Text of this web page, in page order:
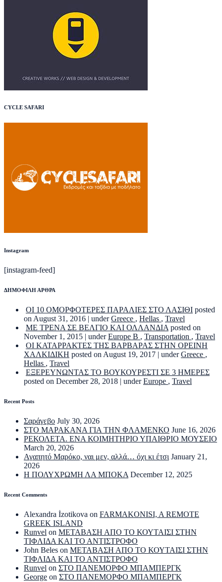
CYCLE SAFARI
Instagram
[instagram-feed]
ΔΗΜΟΦΙΛΗ ΑΡΘΡΑ
ΟΙ 10 ΟΜΟΡΦΟΤΕΡΕΣ ΠΑΡΑΛΙΕΣ ΣΤΟ ΛΑΣΙΘΙ posted
on August 31, 2016 | underGreece , Hellas , Travel
ΜΕ ΤΡΕΝΑ ΣΕ ΒΕΛΓΙΟ ΚΑΙ ΟΛΛΑΝΔΙΑ posted on
November 1, 2015 | underEurope B , Transportation , Travel
ΟΙ ΚΑΤΑΡΡΑΚΤΕΣ ΤΗΣ ΒΑΡΒΑΡΑΣ ΣΤΗΝ ΟΡΕΙΝΗ
ΧΑΛΚΙΔΙΚΗ posted on August 19, 2017 | underGreece ,
Hellas , Travel
ΕΞΕΡΕΥΝΩΝΤΑΣ ΤΟ ΒΟΥΚΟΥΡΕΣΤΙ ΣΕ 3 ΗΜΕΡΕΣ
posted on December 28, 2018 | underEurope , Travel
Recent Posts
Σαράγεβο July 30, 2026
ΣΤΟ ΜΑΡΑΚΑΝΑ ΓΙΑ ΤΗΝ ΦΛΑΜΕΝΚΟ June 16, 2026
ΡΕΚΟΛΕΤΑ. ΕΝΑ ΚΟΙΜΗΤΗΡΙΟ ΥΠΑΙΘΡΙΟ ΜΟΥΣΕΙΟ
March 20, 2026
Αγαπητό Μαρόκο, ναι μεν, αλλά… όχι κι έτσι January 21,
2026
Η ΠΟΛΥΧΡΩΜΗ ΛΑ ΜΠΟΚΑ December 12, 2025
Recent Comments
Alexandra İzotikova on FARMAKONISI, A REMOTE
GREEK ISLAND
Runvel on ΜΕΤΑΒΑΣΗ ΑΠΟ ΤΟ ΚΟΥΤΑΙΣΙ ΣΤΗΝ
ΤΙΦΛΙΔΑ ΚΑΙ ΤΟ ΑΝΤΙΣΤΡΟΦΟ
John Beles on ΜΕΤΑΒΑΣΗ ΑΠΟ ΤΟ ΚΟΥΤΑΙΣΙ ΣΤΗΝ
ΤΙΦΛΙΔΑ ΚΑΙ ΤΟ ΑΝΤΙΣΤΡΟΦΟ
Runvel on ΣΤΟ ΠΑΝΕΜΟΡΦΟ ΜΠΑΜΠΕΡΓΚ
George on ΣΤΟ ΠΑΝΕΜΟΡΦΟ ΜΠΑΜΠΕΡΓΚ